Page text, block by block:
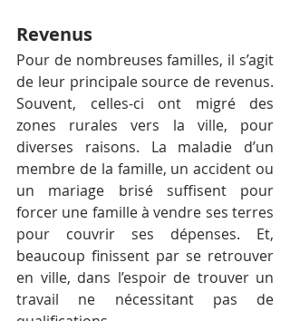
Revenus
Pour de nombreuses familles, il s’agit
de leur principale source de revenus.
Souvent, celles-ci ont migré des
zones rurales vers la ville, pour
diverses raisons. La maladie d’un
membre de la famille, un accident ou
un mariage brisé suffisent pour
forcer une famille à vendre ses terres
pour couvrir ses dépenses. Et,
beaucoup finissent par se retrouver
en ville, dans l’espoir de trouver un
travail ne nécessitant pas de